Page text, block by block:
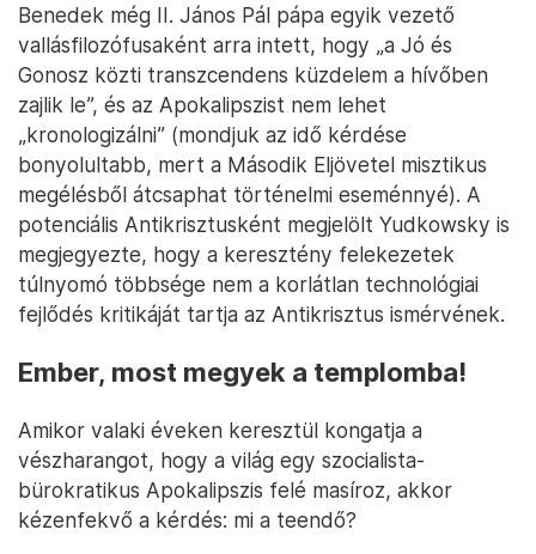
Benedek még II. János Pál pápa egyik vezető
vallásfilozófusaként arra intett, hogy „a Jó és
Gonosz közti transzcendens küzdelem a hívőben
zajlik le”, és az Apokalipszist nem lehet
„kronologizálni” (mondjuk az idő kérdése
bonyolultabb, mert a Második Eljövetel misztikus
megélésből átcsaphat történelmi eseménnyé). A
potenciális Antikrisztusként megjelölt Yudkowsky is
megjegyezte, hogy a keresztény felekezetek
túlnyomó többsége nem a korlátlan technológiai
fejlődés kritikáját tartja az Antikrisztus ismérvének.
Ember, most megyek a templomba!
Amikor valaki éveken keresztül kongatja a
vészharangot, hogy a világ egy szocialista-
bürokratikus Apokalipszis felé masíroz, akkor
kézenfekvő a kérdés: mi a teendő?